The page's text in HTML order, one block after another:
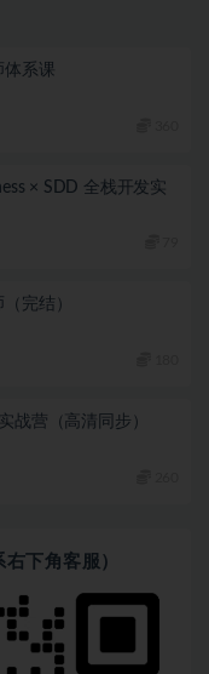
体系课
× SDD 全栈开发实
完结）
战营（高清同步）
下角客服）